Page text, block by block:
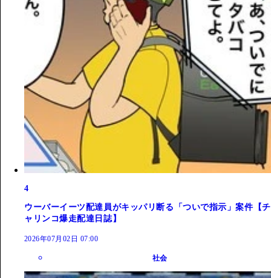
4
ウーバーイーツ配達員がキッパリ断る「ついで指示」案件【チ
ャリンコ爆走配達日誌】
2026年07月02日 07:00
社会